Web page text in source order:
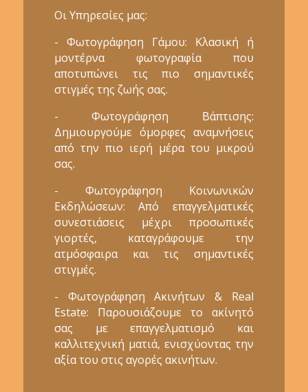
Οι Υπηρεσίες μας:
- Φωτογράφηση Γάμου: Κλασική ή
μοντέρνα φωτογραφία που
αποτυπώνει τις πιο σημαντικές
στιγμές της ζωής σας.
- Φωτογράφηση Βάπτισης:
Δημιουργούμε όμορφες αναμνήσεις
από την πιο ιερή μέρα του μικρού
σας.
- Φωτογράφηση Κοινωνικών
Εκδηλώσεων: Από επαγγελματικές
συνεστιάσεις μέχρι προσωπικές
γιορτές, καταγράφουμε την
ατμόσφαιρα και τις σημαντικές
στιγμές.
- Φωτογράφηση Ακινήτων & Real
Estate: Παρουσιάζουμε το ακίνητό
σας με επαγγελματισμό και
καλλιτεχνική ματιά, ενισχύοντας την
αξία του στις αγορές ακινήτων.